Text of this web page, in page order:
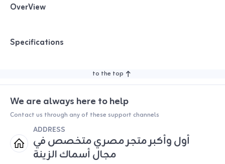
OverView
Specifications
to the top
We are always here to help
Contact us through any of these support channels
ADDRESS
أول وأكبر متجر مصري متخصص في
مجال أسماك الزينة